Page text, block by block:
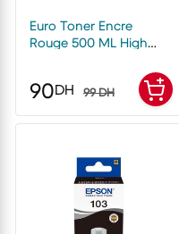
Euro Toner Encre
Rouge 500 ML High
Imprimantes
90DH 99 DH